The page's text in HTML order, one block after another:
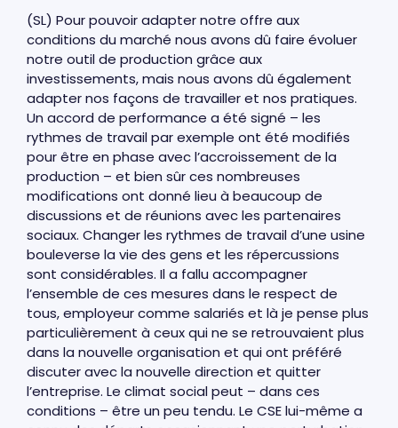
(SL) Pour pouvoir adapter notre offre aux
conditions du marché nous avons dû faire évoluer
notre outil de production grâce aux
investissements, mais nous avons dû également
adapter nos façons de travailler et nos pratiques.
Un accord de performance a été signé – les
rythmes de travail par exemple ont été modifiés
pour être en phase avec l’accroissement de la
production – et bien sûr ces nombreuses
modifications ont donné lieu à beaucoup de
discussions et de réunions avec les partenaires
sociaux. Changer les rythmes de travail d’une usine
bouleverse la vie des gens et les répercussions
sont considérables. Il a fallu accompagner
l’ensemble de ces mesures dans le respect de
tous, employeur comme salariés et là je pense plus
particulièrement à ceux qui ne se retrouvaient plus
dans la nouvelle organisation et qui ont préféré
discuter avec la nouvelle direction et quitter
l’entreprise. Le climat social peut – dans ces
conditions – être un peu tendu. Le CSE lui-même a